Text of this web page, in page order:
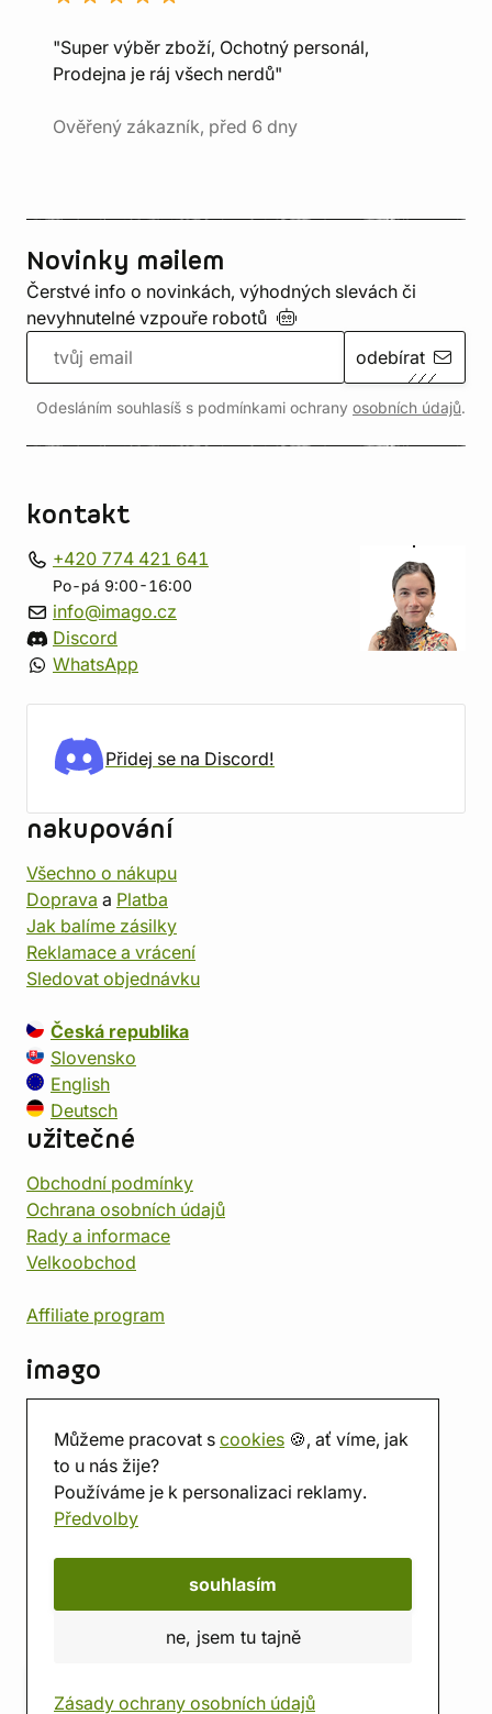
Můžeme pracovat s cookies 🍪, ať víme, jak
to u nás žije?
Používáme je k personalizaci reklamy.
Předvolby
souhlasím
ne, jsem tu tajně
Zásady ochrany osobních údajů
"Super výběr zboží, Ochotný personál,
Prodejna je ráj všech nerdů"
Ověřený zákazník, před 6 dny
Novinky mailem
Čerstvé info o novinkách, výhodných slevách či
nevyhnutelné vzpouře robotů
odebírat
Odesláním souhlasíš s podmínkami ochrany osobních údajů.
kontakt
+420 774 421 641
Po-pá 9:00-16:00
info@imago.cz
Discord
WhatsApp
Přidej se na Discord!
nakupování
Všechno o nákupu
Doprava a Platba
Jak balíme zásilky
Reklamace a vrácení
Sledovat objednávku
Česká republika
Slovensko
English
Deutsch
užitečné
Obchodní podmínky
Ochrana osobních údajů
Rady a informace
Velkoobchod
Affiliate program
imago
Prodejna
Herna
O nás
Hodnocení obchodu